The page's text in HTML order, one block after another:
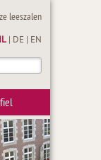
leeszalen
DE EN